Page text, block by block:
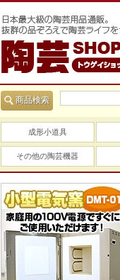
商品検索
成形小道具
その他の陶芸機器
送料は全国